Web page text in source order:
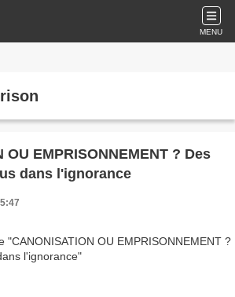
MENU
OU EMPRISONNEMENT ? Des
dans l'ignorance